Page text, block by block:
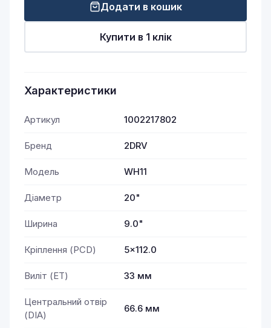
Додати в кошик
Купити в 1 клік
Характеристики
Артикул 1002217802
Бренд 2DRV
Модель WH11
Діаметр 20"
Ширина 9.0"
Кріплення (PCD) 5x112.0
Виліт (ET) 33 мм
Центральний отвір
(DIA)
66.6 мм